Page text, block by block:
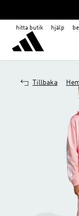
hitta butik hjälp
Tillbaka